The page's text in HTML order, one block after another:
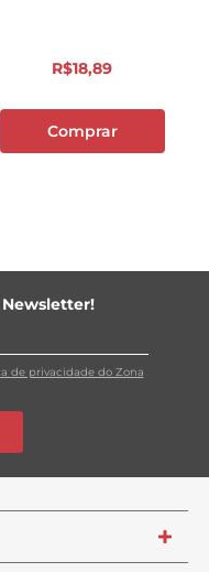
R$18,89
Comprar
Newsletter!
de privacidade do Zona
+